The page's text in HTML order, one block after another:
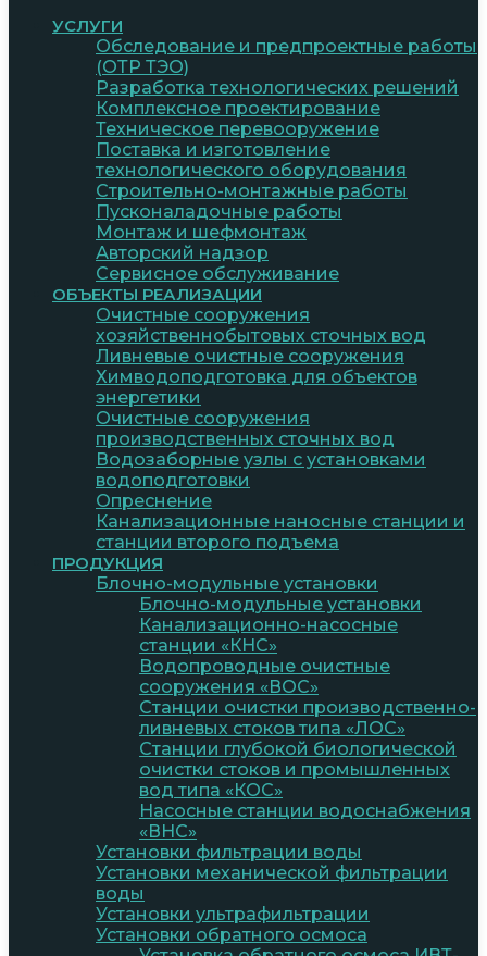
УСЛУГИ
Обследование и предпроектные работы
(ОТР ТЭО)
Разработка технологических решений
Комплексное проектирование
Техническое перевооружение
Поставка и изготовление
технологического оборудования
Строительно-монтажные работы
Пусконаладочные работы
Монтаж и шефмонтаж
Авторский надзор
Сервисное обслуживание
ОБЪЕКТЫ РЕАЛИЗАЦИИ
Очистные сооружения
хозяйственнобытовых сточных вод
Ливневые очистные сооружения
Химводоподготовка для объектов
энергетики
Очистные сооружения
производственных сточных вод
Водозаборные узлы с установками
водоподготовки
Опреснение
Канализационные наносные станции и
станции второго подъема
ПРОДУКЦИЯ
Блочно-модульные установки
Блочно-модульные установки
Канализационно-насосные
станции «КНС»
Водопроводные очистные
сооружения «ВОС»
Станции очистки производственно-
ливневых стоков типа «ЛОС»
Станции глубокой биологической
очистки стоков и промышленных
вод типа «КОС»
Насосные станции водоснабжения
«ВНС»
Установки фильтрации воды
Установки механической фильтрации
воды
Установки ультрафильтрации
Установки обратного осмоса